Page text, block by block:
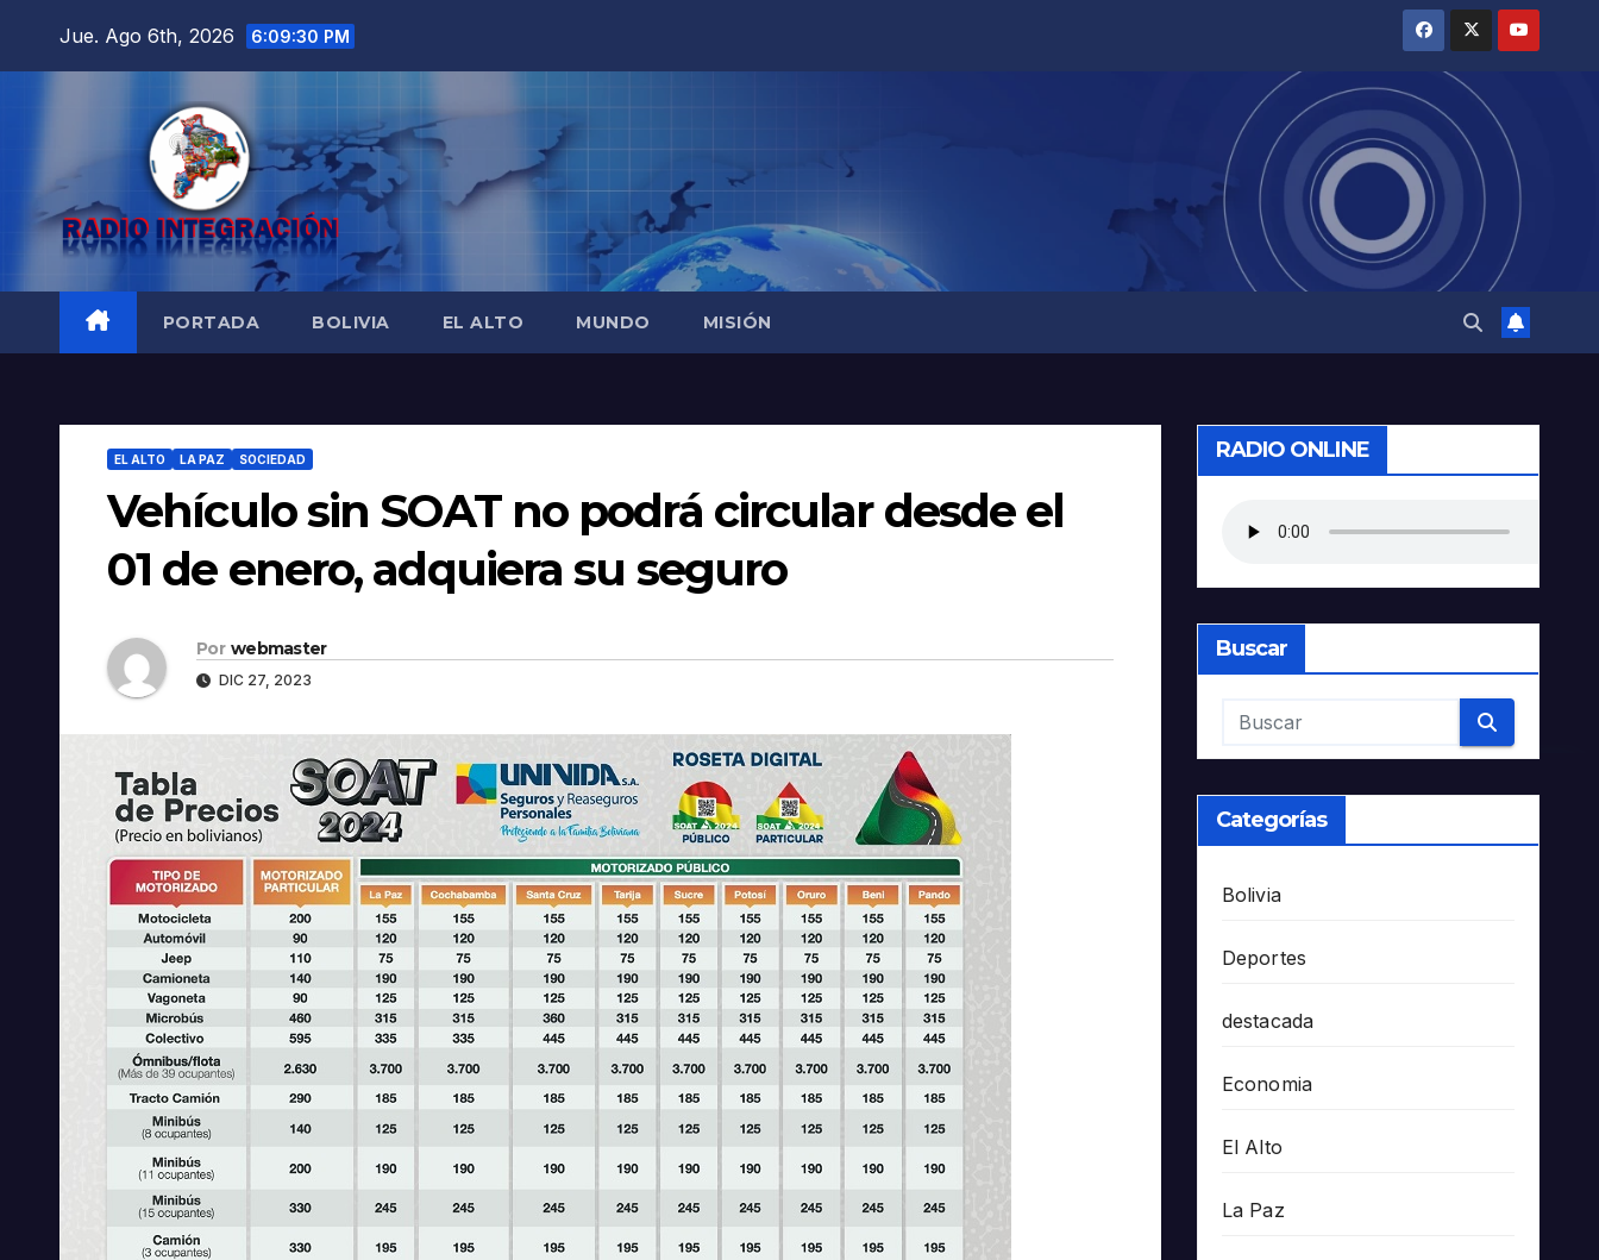
Jue. Ago 6th, 2026 6:09:31 PM
PORTADA BOLIVIA EL ALTO MUNDO MISIÓN
EL ALTO LA PAZ SOCIEDAD
Vehículo sin SOAT no podrá circular desde el
01 de enero, adquiera su seguro
Por webmaster
DIC 27, 2023
RADIO ONLINE
Buscar
Categorías
Bolivia
Deportes
destacada
Economia
El Alto
La Paz